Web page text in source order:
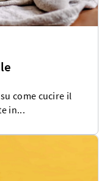
come cucire il
in...